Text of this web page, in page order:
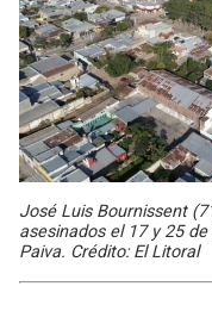
José Luis Bournissent
asesinados el 17 y 25
Paiva. Crédito: El Litoral